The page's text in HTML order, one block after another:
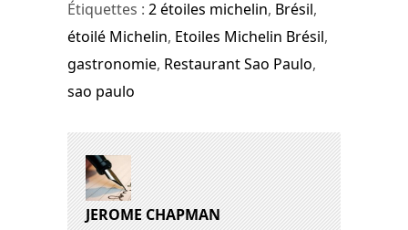
Étiquettes : 2 étoiles michelin, Brésil,
étoilé Michelin, Etoiles Michelin Brésil,
gastronomie, Restaurant Sao Paulo,
sao paulo
JEROME CHAPMAN